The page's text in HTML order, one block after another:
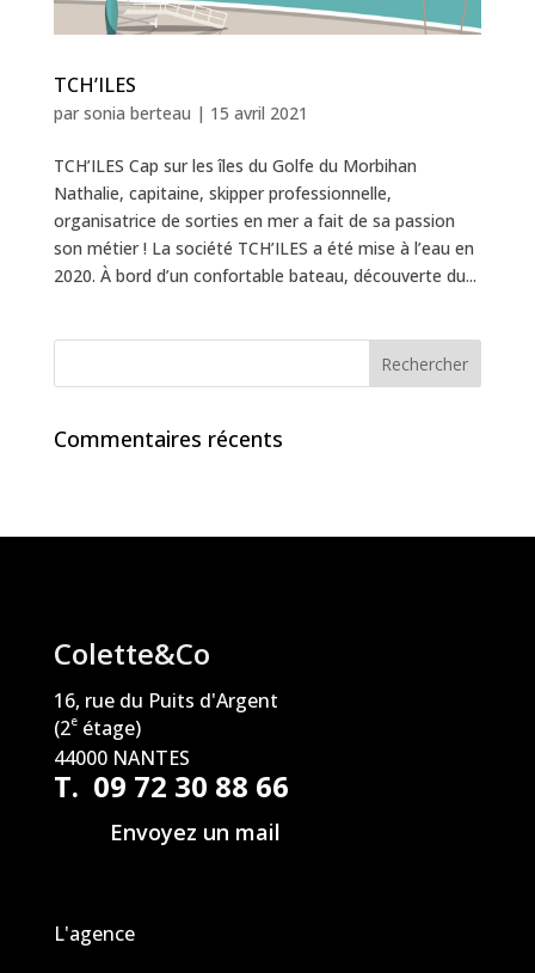
TCH’ILES
par sonia berteau | 15 avril 2021
TCH’ILES Cap sur les îles du Golfe du Morbihan
Nathalie, capitaine, skipper professionnelle,
organisatrice de sorties en mer a fait de sa passion
son métier ! La société TCH’ILES a été mise à l’eau en
2020. À bord d’un confortable bateau, découverte du...
Commentaires récents
Colette&Co
16, rue du Puits d'Argent
(2eétage)
44000 NANTES
T. 09 72 30 88 66
Envoyez un mail
L'agence